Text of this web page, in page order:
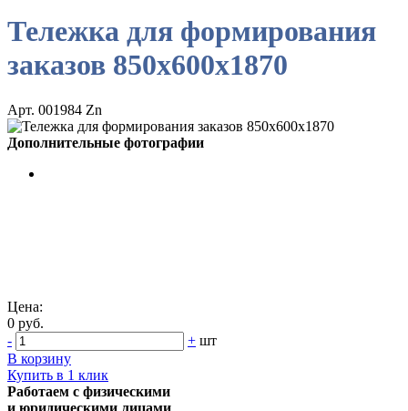
Тележка для формирования
заказов 850x600x1870
Арт. 001984 Zn
Дополнительные фотографии
Цена:
0 руб.
-
+ шт
В корзину
Купить в 1 клик
Работаем с физическими
и юридическими лицами